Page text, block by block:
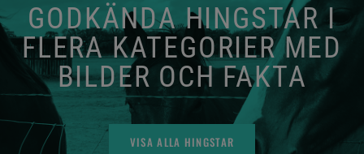
GODKÄNDA HINGSTAR I
FLERA KATEGORIER MED
BILDER OCH FAKTA
VISA ALLA HINGSTAR